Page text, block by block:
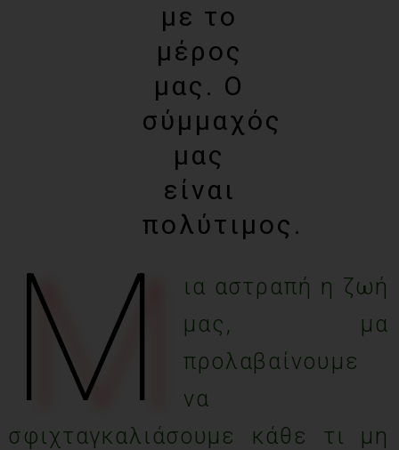
με το
μέρος
μας. Ο
σύμμαχός
μας
είναι
πολύτιμος.
Μ
ια αστραπή η ζωή
μας, μα
προλαβαίνουμε
να
σφιχταγκαλιάσουμε κάθε τι μη